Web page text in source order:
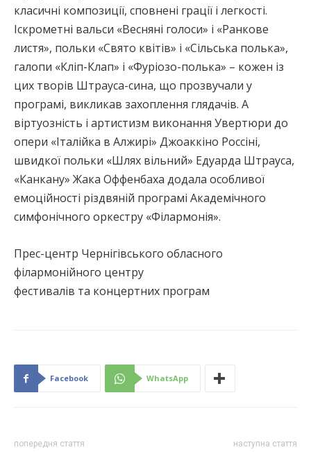
класичні композиції, сповнені грації і легкості.
Іскрометні вальси «Весняні голоси» і «Ранкове
листя», польки «Свято квітів» і «Сільська полька»,
галопи «Кліп-Клап» і «Фуріозо-полька» – кожен із
цих творів Штрауса-сина, що прозвучали у
програмі, викликав захоплення глядачів. А
віртуозність і артистизм виконання Увертюри до
опери «Італійка в Алжирі» Джоаккіно Россіні,
швидкої польки «Шлях вільний» Едуарда Штрауса,
«Канкану» Жака Оффенбаха додала особливої
емоційності різдвяній програмі Академічного
симфонічного оркестру «Філармонія».
Прес-центр Чернігівського обласного
філармонійного центру
фестивалів та концертних програм
Facebook WhatsApp
попередня стаття наступна стаття